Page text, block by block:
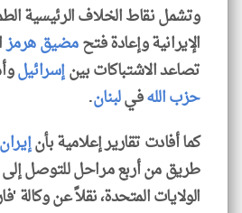
وتشمل نقاط الخلاف الرئيسية
الإيرانية وإعادة فتحمضيق هرمز
تصاعد الاشتباكات بينإسرائيل
حزب اللهفيلبنان.
كما أفادت تقارير إعلامية بأنإيران
طريق من أربع مراحل للتوصل
الولايات المتحدة، نقلاً عن وكالة